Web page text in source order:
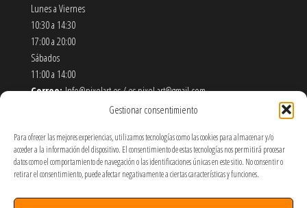
Gestionar consentimiento
Para ofrecer las mejores experiencias, utilizamos tecnologías como las cookies para almacenar y/o
acceder a la información del dispositivo. El consentimiento de estas tecnologías nos permitirá procesar
datos como el comportamiento de navegación o las identificaciones únicas en este sitio. No consentir o
retirar el consentimiento, puede afectar negativamente a ciertas características y funciones.
Lunes a Viernes
10:30 a 14:30
17:00 a 20:00
Sábados
11:00 a 14:00
Correo:Info@pixelart.es / es.pixel.art@gmail.com
910 56 55 72
Móstoles-Madrid
Política de Envíos y Devoluciones